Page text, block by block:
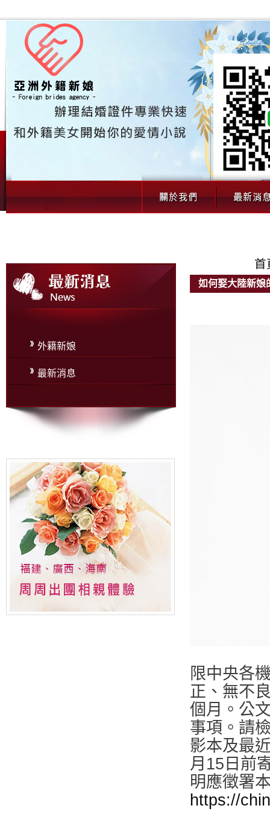
外籍新娘
最新消息
首
如何娶大陸新娘
限中央各
正、無不
個月。公
事項。請
影本及最
月15日前
明應徵署
https://